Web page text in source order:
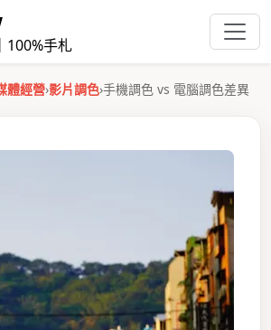
100%手札
體經營›影片調色›手機調色 vs 電腦調色差異